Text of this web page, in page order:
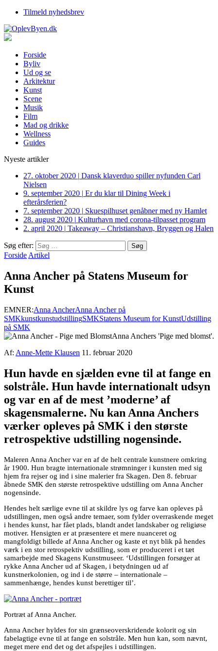
Tilmeld nyhedsbrev
Forside
Byliv
Ud og se
Arkitektur
Kunst
Scene
Musik
Film
Mad og drikke
Wellness
Guides
Nyeste artikler
27. oktober 2020 | Dansk klaverduo spiller nyfunden Carl
Nielsen
9. september 2020 | Er du klar til Dining Week i
efterårsferien?
7. september 2020 | Skuespilhuset genåbner med ny Hamlet
28. august 2020 | Kulturhavn med corona-tilpasset program
2. april 2020 | Takeaway – Christianshavn, Bryggen og Halen
Søg efter:
Forside Artikel
Anna Ancher på Statens Museum for
Kunst
EMNER:Anna AncherAnna Ancher på
SMKkunstkunstudstillingSMKStatens Museum for KunstUdstilling
på SMK
Anna Anchers 'Pige med blomst'.
Af: Anne-Mette Klausen 11. februar 2020
Hun havde en sjælden evne til at fange en
solstråle. Hun havde internationalt udsyn
og var en af de mest ’moderne’ af
skagensmalerne. Nu kan Anna Anchers
værker opleves på SMK i den største
retrospektive udstilling nogensinde.
Maleren Anna Ancher var en af de helt centrale kunstnere omkring
år 1900. Hun bragte internationale strømninger i kunsten med sig
hjem fra rejser og ind i sine malerier fra Skagen. Den 8. februar
åbnede SMK den største retrospektive udstilling om Anna Ancher
nogensinde.
Hendes helt særlige evne til at skildre lys og farve kan opleves på
udstillingen, men også andre temaer, som fylder overraskende meget
i hendes kunst, har fået plads, blandt andet landskaber og religiøse
motiver. Hensigten er at præsentere et mere nuanceret og
mangfoldigt billede af Anna Ancher og kaste et nyt blik på hendes
værk i en stor retrospektiv udstilling, som er produceret i et tæt
samarbejde med Skagens Kunstmuseer. ‘Udstillingen forsøger at
rykke Anna Ancher ud af Skagen, i betydningen ud af
kunstnerkolonien, og ind i de større – internationale –
sammenhænge, hendes kunst berettiger til’.
Portræt af Anna Ancher.
Anna Ancher hyldes for sin grænseoverskridende kolorit og sin
fabelagtige evne til at fange en solstråle. Men hun kan, som nævnt,
meget mere end det og det afspejles i udstillingen.